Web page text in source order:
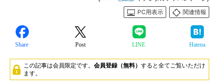
PC用表示
関連情報
Share Post LINE Hatena
この記事は会員限定です。 会員登録（無料） すると全てご覧いただけ
ます。